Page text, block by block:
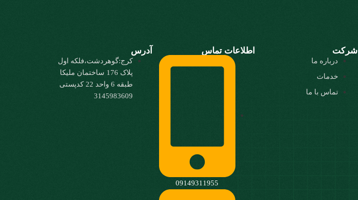
شرکت
درباره ما
خدمات
تماس با ما
اطلاعات تماس
09149311955
آدرس
کرج:گوهردشت،فلکه اول
پلاک 176 ساختمان ملیکا
طبقه 6 واحد 22 کدپستی
3145983609